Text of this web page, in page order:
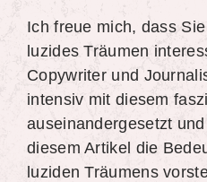
Ich freue mich, dass
luzides Träumen
Copywriter und
intensiv mit diesem
auseinandergesetzt
diesem Artikel die
luziden Träumens